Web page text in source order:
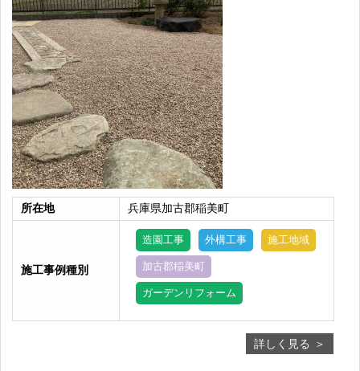
所在地 兵庫県加古郡稲美町
施工事例種別
造園工事 外構工事 施工地域
加古郡稲美町
ガーデンリフォーム
詳しく見る